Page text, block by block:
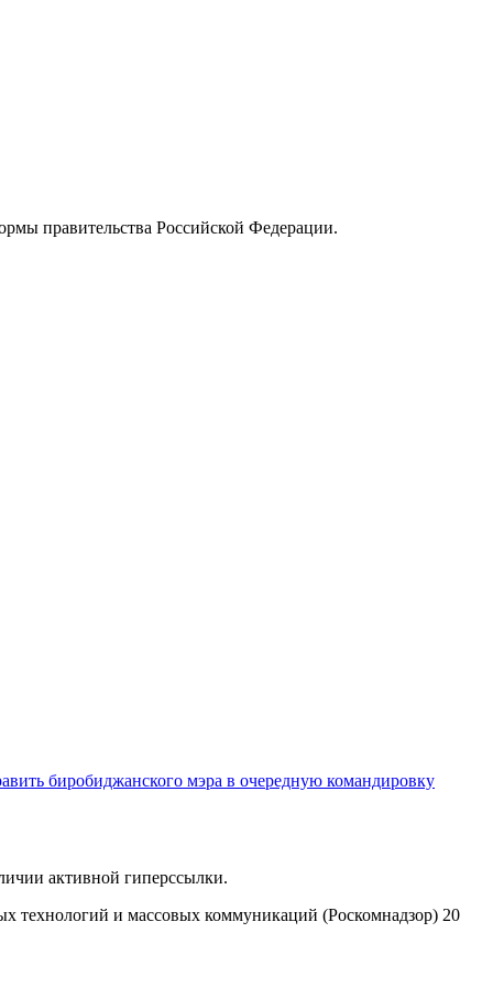
правительства Российской Федерации.
биробиджанского мэра в очередную командировку
активной гиперссылки.
технологий и массовых коммуникаций (Роскомнадзор) 20